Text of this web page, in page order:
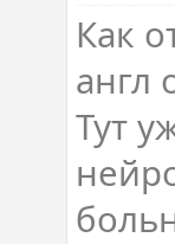
Как
англ
Тут